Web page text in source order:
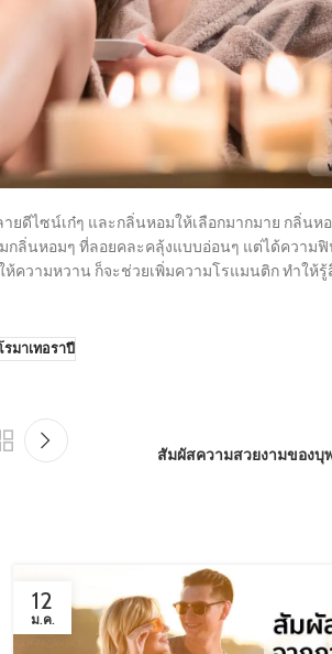
ดีไซน์เก๋ๆ และกลิ่นหอมให้เลือกมากมาย กลิ่นห
กลิ่นหอมๆ ที่ลอยคละคลุ้งแบบอ่อนๆ แต่ได้ความ
ความหวาน ก็จะช่วยเพิ่มความโรแมนติก ทำให้
รมาเทอราปี
สัมผัสความสวยงามของ
12
ม.ค.